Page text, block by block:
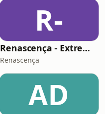
R-
Renascença - Extremamente Desagradável
Renascença
AD